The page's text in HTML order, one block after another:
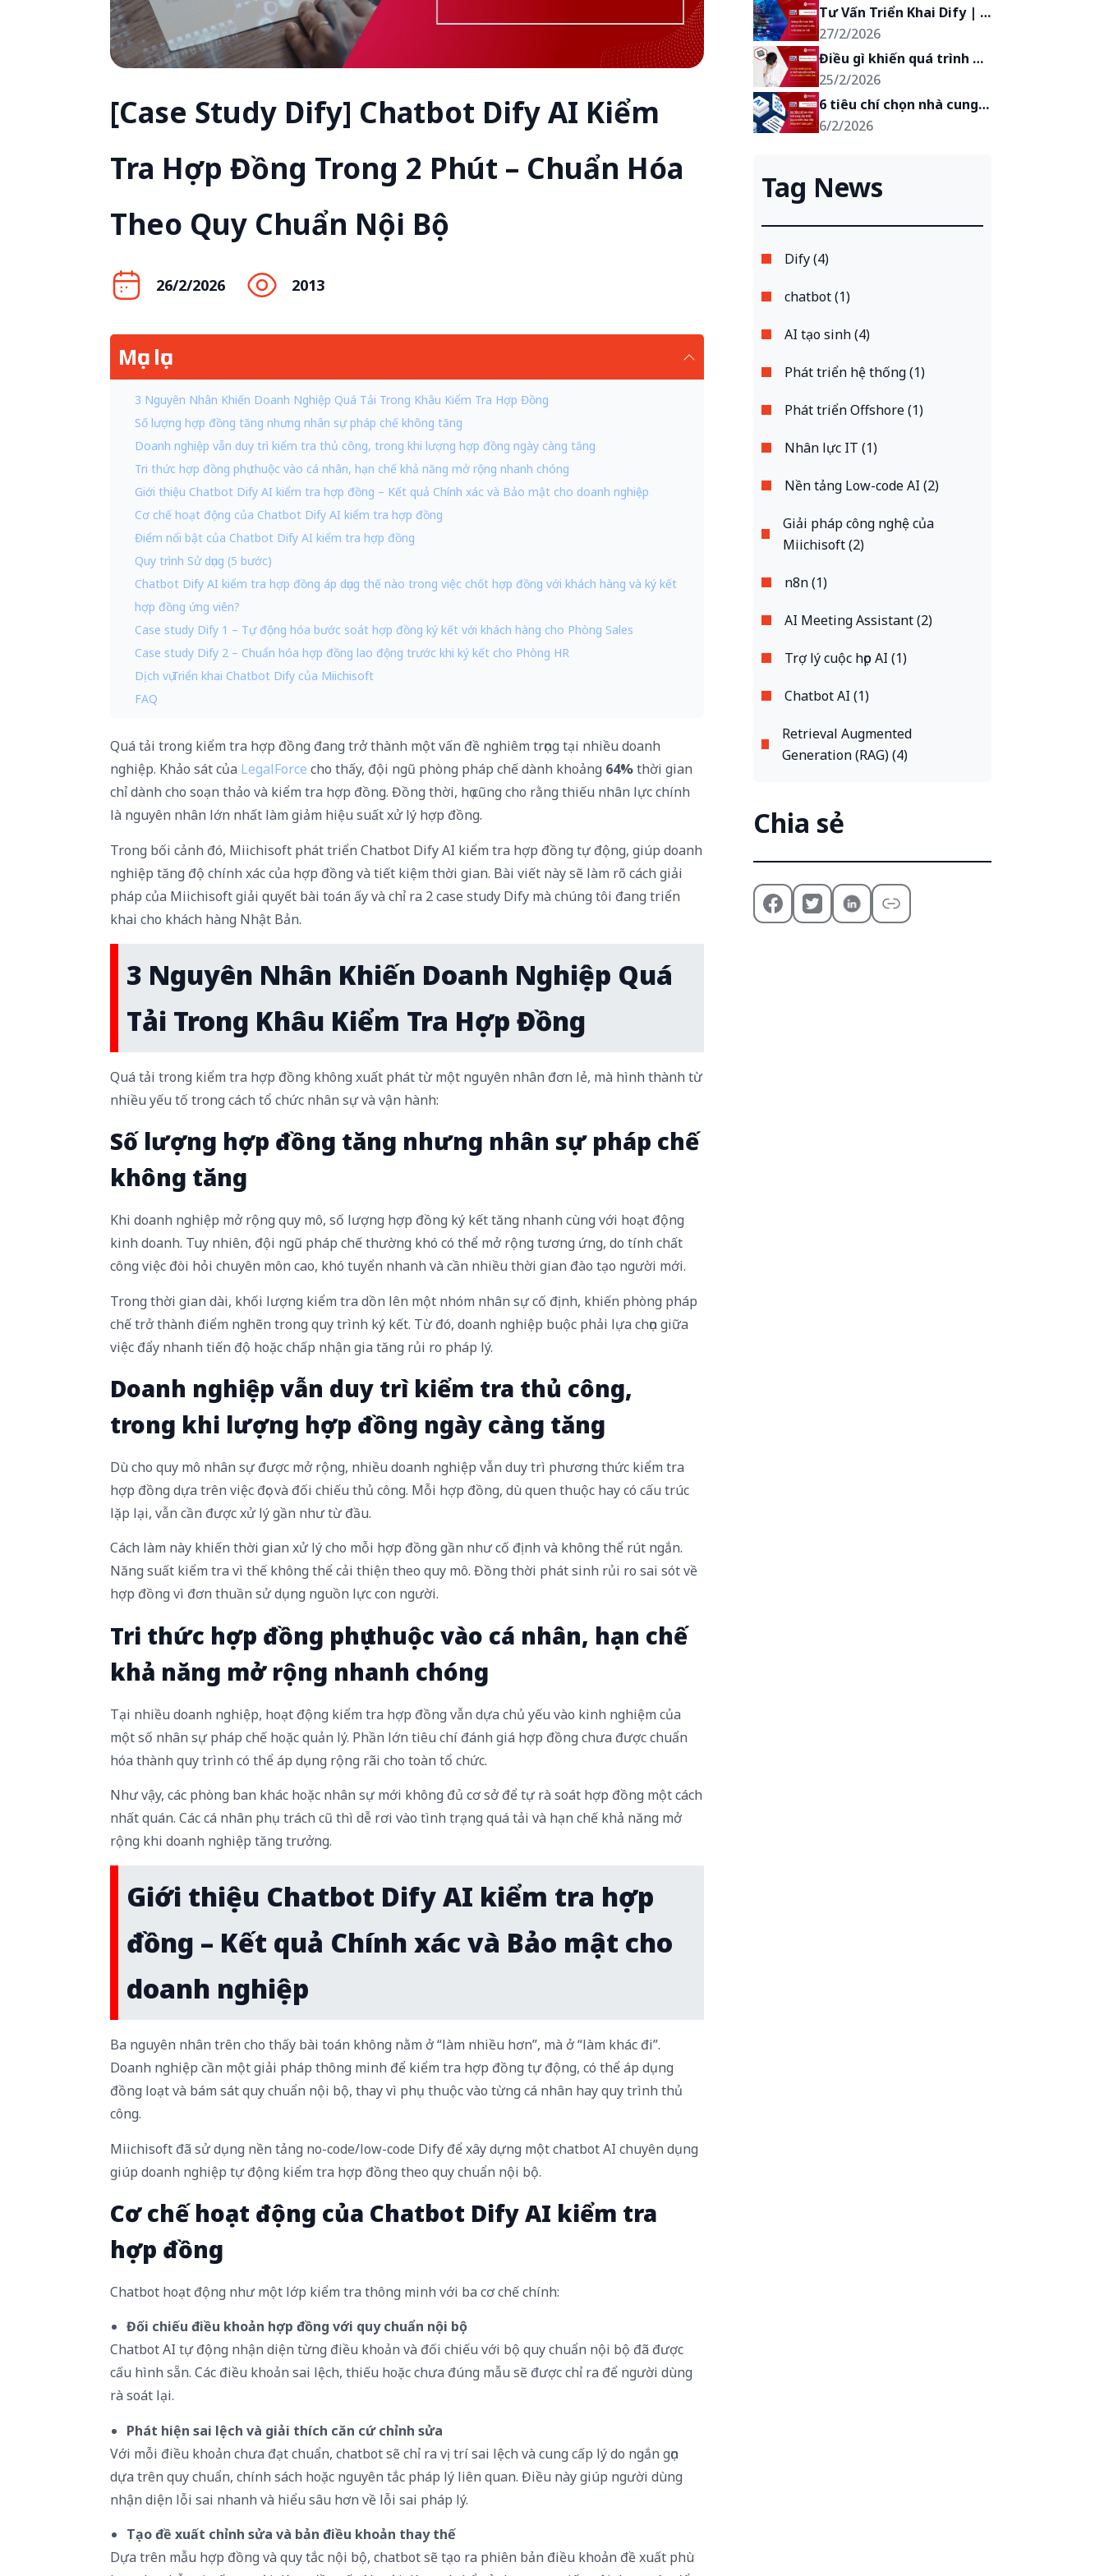
[Case Study Dify] Chatbot Dify AI Kiểm
Tra Hợp Đồng Trong 2 Phút – Chuẩn Hóa
Theo Quy Chuẩn Nội Bộ
26/2/2026 2013
Mục lục
3 Nguyên Nhân Khiến Doanh Nghiệp Quá Tải Trong Khâu Kiểm Tra Hợp Đồng
Số lượng hợp đồng tăng nhưng nhân sự pháp chế không tăng
Doanh nghiệp vẫn duy trì kiểm tra thủ công, trong khi lượng hợp đồng ngày càng tăng
Tri thức hợp đồng phụ thuộc vào cá nhân, hạn chế khả năng mở rộng nhanh chóng
Giới thiệu Chatbot Dify AI kiểm tra hợp đồng – Kết quả Chính xác và Bảo mật cho doanh nghiệp
Cơ chế hoạt động của Chatbot Dify AI kiểm tra hợp đồng
Điểm nổi bật của Chatbot Dify AI kiểm tra hợp đồng
Quy trình Sử dụng (5 bước)
Chatbot Dify AI kiểm tra hợp đồng áp dụng thế nào trong việc chốt hợp đồng với khách hàng và ký kết
hợp đồng ứng viên?
Case study Dify 1 – Tự động hóa bước soát hợp đồng ký kết với khách hàng cho Phòng Sales
Case study Dify 2 – Chuẩn hóa hợp đồng lao động trước khi ký kết cho Phòng HR
Dịch vụ Triển khai Chatbot Dify của Miichisoft
FAQ
Quá tải trong kiểm tra hợp đồng đang trở thành một vấn đề nghiêm trọng tại nhiều doanh
nghiệp. Khảo sát của LegalForce cho thấy, đội ngũ phòng pháp chế dành khoảng 64%thời gian
chỉ dành cho soạn thảo và kiểm tra hợp đồng. Đồng thời, họ cũng cho rằng thiếu nhân lực chính
là nguyên nhân lớn nhất làm giảm hiệu suất xử lý hợp đồng.
Trong bối cảnh đó, Miichisoft phát triển Chatbot Dify AI kiểm tra hợp đồng tự động, giúp doanh
nghiệp tăng độ chính xác của hợp đồng và tiết kiệm thời gian. Bài viết này sẽ làm rõ cách giải
pháp của Miichisoft giải quyết bài toán ấy và chỉ ra 2 case study Dify mà chúng tôi đang triển
khai cho khách hàng Nhật Bản.
3 Nguyên Nhân Khiến Doanh Nghiệp Quá
Tải Trong Khâu Kiểm Tra Hợp Đồng
Quá tải trong kiểm tra hợp đồng không xuất phát từ một nguyên nhân đơn lẻ, mà hình thành từ
nhiều yếu tố trong cách tổ chức nhân sự và vận hành:
Số lượng hợp đồng tăng nhưng nhân sự pháp chế
không tăng
Khi doanh nghiệp mở rộng quy mô, số lượng hợp đồng ký kết tăng nhanh cùng với hoạt động
kinh doanh. Tuy nhiên, đội ngũ pháp chế thường khó có thể mở rộng tương ứng, do tính chất
công việc đòi hỏi chuyên môn cao, khó tuyển nhanh và cần nhiều thời gian đào tạo người mới.
Trong thời gian dài, khối lượng kiểm tra dồn lên một nhóm nhân sự cố định, khiến phòng pháp
chế trở thành điểm nghẽn trong quy trình ký kết. Từ đó, doanh nghiệp buộc phải lựa chọn giữa
việc đẩy nhanh tiến độ hoặc chấp nhận gia tăng rủi ro pháp lý.
Doanh nghiệp vẫn duy trì kiểm tra thủ công,
trong khi lượng hợp đồng ngày càng tăng
Dù cho quy mô nhân sự được mở rộng, nhiều doanh nghiệp vẫn duy trì phương thức kiểm tra
hợp đồng dựa trên việc đọc và đối chiếu thủ công. Mỗi hợp đồng, dù quen thuộc hay có cấu trúc
lặp lại, vẫn cần được xử lý gần như từ đầu.
Cách làm này khiến thời gian xử lý cho mỗi hợp đồng gần như cố định và không thể rút ngắn.
Năng suất kiểm tra vì thế không thể cải thiện theo quy mô. Đồng thời phát sinh rủi ro sai sót về
hợp đồng vì đơn thuần sử dụng nguồn lực con người.
Tri thức hợp đồng phụ thuộc vào cá nhân, hạn chế
khả năng mở rộng nhanh chóng
Tại nhiều doanh nghiệp, hoạt động kiểm tra hợp đồng vẫn dựa chủ yếu vào kinh nghiệm của
một số nhân sự pháp chế hoặc quản lý. Phần lớn tiêu chí đánh giá hợp đồng chưa được chuẩn
hóa thành quy trình có thể áp dụng rộng rãi cho toàn tổ chức.
Như vậy, các phòng ban khác hoặc nhân sự mới không đủ cơ sở để tự rà soát hợp đồng một cách
nhất quán. Các cá nhân phụ trách cũ thì dễ rơi vào tình trạng quá tải và hạn chế khả năng mở
rộng khi doanh nghiệp tăng trưởng.
Giới thiệu Chatbot Dify AI kiểm tra hợp
đồng – Kết quả Chính xác và Bảo mật cho
doanh nghiệp
Ba nguyên nhân trên cho thấy bài toán không nằm ở “làm nhiều hơn”, mà ở “làm khác đi”.
Doanh nghiệp cần một giải pháp thông minh để kiểm tra hợp đồng tự động, có thể áp dụng
đồng loạt và bám sát quy chuẩn nội bộ, thay vì phụ thuộc vào từng cá nhân hay quy trình thủ
công.
Miichisoft đã sử dụng nền tảng no-code/low-code Dify để xây dựng một chatbot AI chuyên dụng
giúp doanh nghiệp tự động kiểm tra hợp đồng theo quy chuẩn nội bộ.
Cơ chế hoạt động của Chatbot Dify AI kiểm tra
hợp đồng
Chatbot hoạt động như một lớp kiểm tra thông minh với ba cơ chế chính:
Đối chiếu điều khoản hợp đồng với quy chuẩn nội bộ
Chatbot AI tự động nhận diện từng điều khoản và đối chiếu với bộ quy chuẩn nội bộ đã được
cấu hình sẵn. Các điều khoản sai lệch, thiếu hoặc chưa đúng mẫu sẽ được chỉ ra để người dùng
rà soát lại.
Phát hiện sai lệch và giải thích căn cứ chỉnh sửa
Với mỗi điều khoản chưa đạt chuẩn, chatbot sẽ chỉ ra vị trí sai lệch và cung cấp lý do ngắn gọn
dựa trên quy chuẩn, chính sách hoặc nguyên tắc pháp lý liên quan. Điều này giúp người dùng
nhận diện lỗi sai nhanh và hiểu sâu hơn về lỗi sai pháp lý.
Tạođề xuất chỉnh sửa và bản điều khoản thay thế
Dựa trên mẫu hợp đồng và quy tắc nội bộ, chatbot sẽ tạo ra phiên bản điều khoản đề xuất phù
Tư Vấn Triển Khai Dify |
Hướng Dẫn Toàn Diện Và
Chi Phí Thuê Tư Vấn Triển
Khai Chi Tiết
27/2/2026
Điều gì khiến quá trình
triển khai Dify thất bại
giữa chừng? Tiêu chí
quản lý để thành công với
25/2/2026
6 tiêu chí chọn nhà cung
cấp triển khai Dify [Mẫu
6/2/2026
Tag News
Dify (4)
chatbot (1)
AI tạo sinh (4)
Phát triển hệ thống (1)
Phát triển Offshore (1)
Nhân lực IT (1)
Nền tảng Low-code AI (2)
Giải pháp công nghệ của
Miichisoft (2)
n8n (1)
AI Meeting Assistant (2)
Trợ lý cuộc họp AI (1)
Chatbot AI (1)
Retrieval Augmented
Generation (RAG) (4)
Chia sẻ